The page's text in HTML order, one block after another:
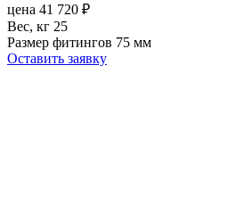
цена 41 720 ₽
Вес, кг 25
Размер фитингов 75 мм
Оставить заявку